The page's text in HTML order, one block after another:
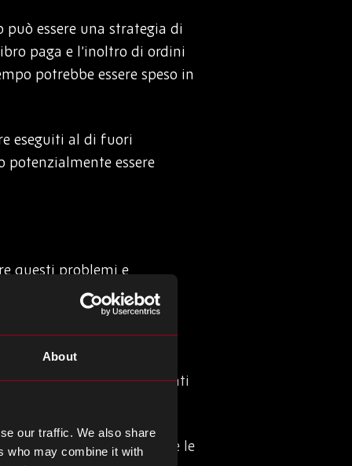
About
our traffic. We also share
who may combine it with
essere una strategia di
paga e l’inoltro di ordini
potrebbe essere speso in
eseguiti al di fuori
potenzialmente essere
questi problemi e
molte forme in
al controllo delle scorte.
per fabbricare i tuoi
e siete vincolati
è necessario aggiornare le